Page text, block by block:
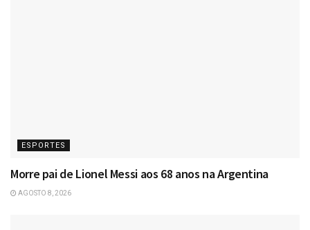
ESPORTES
Morre pai de Lionel Messi aos 68 anos na Argentina
AGOSTO 8, 2026